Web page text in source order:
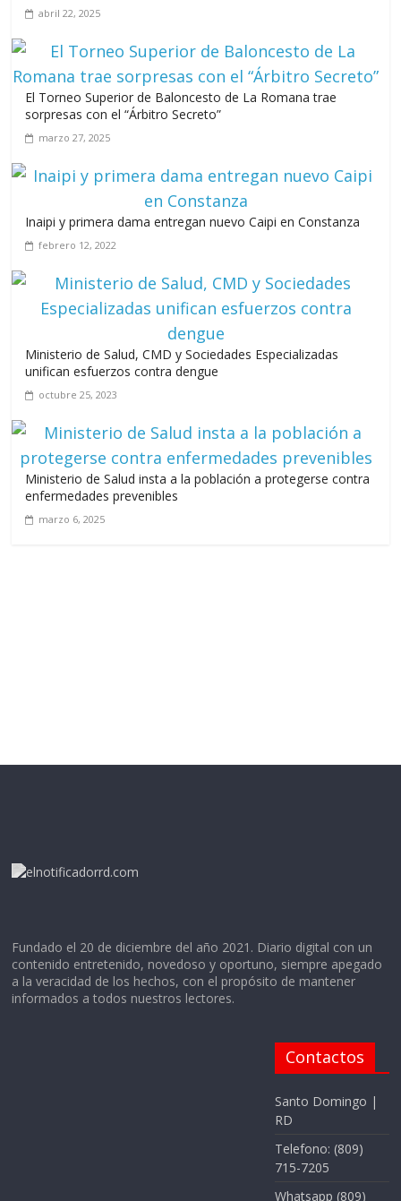
Leonel Fernández y la última oportunidad de los políticos de
carrera
agosto 3, 2026
abril 22, 2025
El Torneo Superior de Baloncesto de La Romana trae
sorpresas con el “Árbitro Secreto”
marzo 27, 2025
Inaipi y primera dama entregan nuevo Caipi en Constanza
febrero 12, 2022
Ministerio de Salud, CMD y Sociedades Especializadas
unifican esfuerzos contra dengue
octubre 25, 2023
Ministerio de Salud insta a la población a protegerse contra
enfermedades prevenibles
marzo 6, 2025
Fundado el 20 de diciembre del año 2021. Diario digital con un
contenido entretenido, novedoso y oportuno, siempre apegado
a la veracidad de los hechos, con el propósito de mantener
informados a todos nuestros lectores.
Contactos
Santo Domingo |
RD
Telefono: (809)
715-7205
Whatsapp (809)